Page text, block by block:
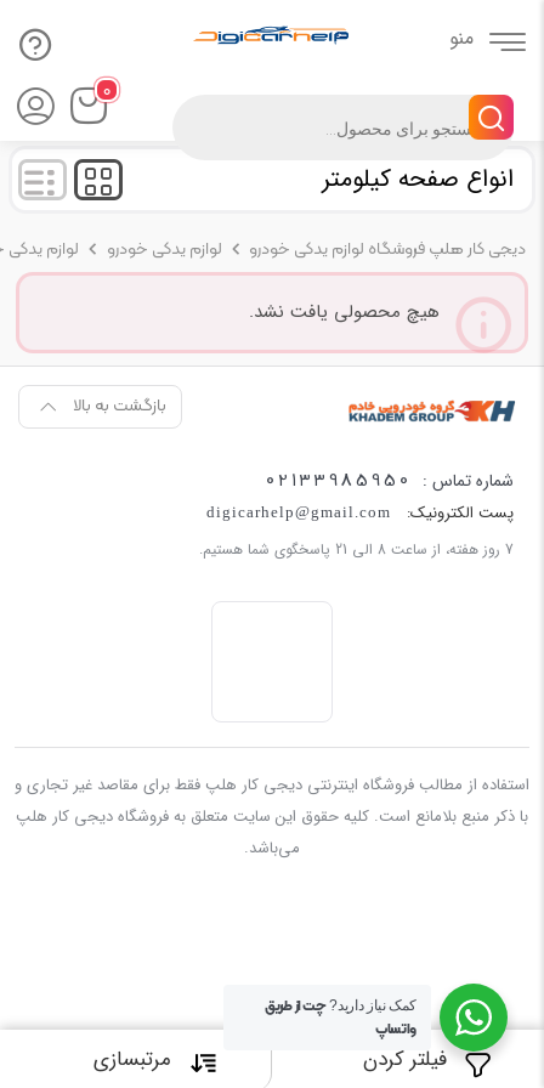
۰ Products
search
مرتبسازی فیلتر کردن
انواع صفحه کیلومتر
دیجی کار هلپ فروشگاه لوازم یدکی خودرو لوازم یدکی خودرو لوازم
هیچ محصولی یافت نشد.
بازگشت به بالا
شماره تماس : 02133985950
پست الکترونیک: digicarhelp@gmail.com
7 روز هفته، از ساعت 8 الی 21 پاسخگوی شما هستیم.
استفاده از مطالب فروشگاه اینترنتی دیجی کار هلپ فقط برای مقاصد غیر تجاری و
با ذکر منبع بلامانع است. کليه حقوق اين سايت متعلق به فروشگاه دیجی کار هلپ
می‌باشد.
کمک نیاز دارید?چت از طریق
واتساپ